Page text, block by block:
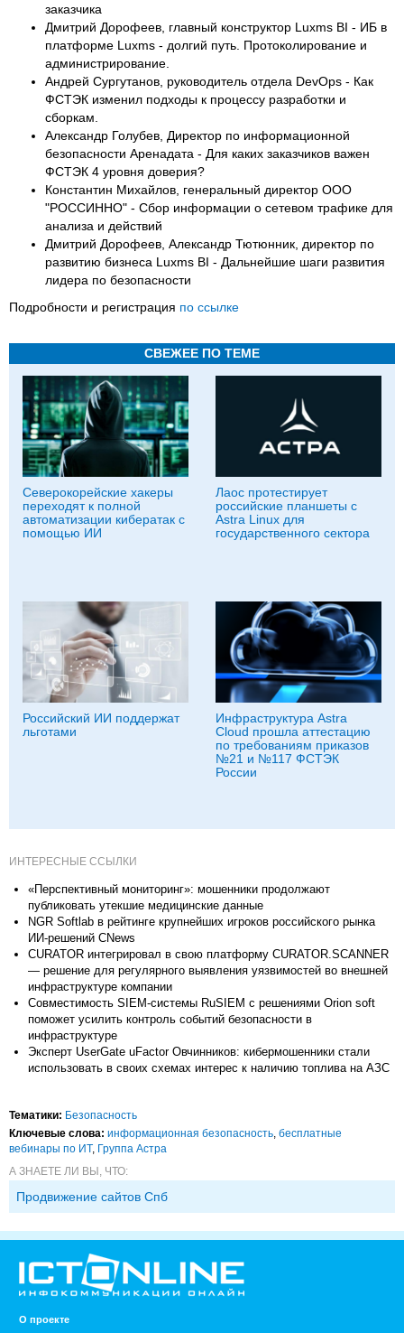
заказчика
Дмитрий Дорофеев, главный конструктор Luxms BI - ИБ в
платформе Luxms - долгий путь. Протоколирование и
администрирование.
Андрей Сургутанов, руководитель отдела DevOps - Как
ФСТЭК изменил подходы к процессу разработки и
сборкам.
Александр Голубев, Директор по информационной
безопасности Аренадата - Для каких заказчиков важен
ФСТЭК 4 уровня доверия?
Константин Михайлов, генеральный директор ООО
"РОССИННО" - Сбор информации о сетевом трафике для
анализа и действий
Дмитрий Дорофеев, Александр Тютюнник, директор по
развитию бизнеса Luxms BI - Дальнейшие шаги развития
лидера по безопасности
Подробности и регистрация по ссылке
СВЕЖЕЕ ПО ТЕМЕ
Северокорейские хакеры
переходят к полной
автоматизации кибератак с
помощью ИИ
Лаос протестирует
российские планшеты с
Astra Linux для
государственного сектора
Российский ИИ поддержат
льготами
Инфраструктура Astra
Cloud прошла аттестацию
по требованиям приказов
№21 и №117 ФСТЭК
России
ИНТЕРЕСНЫЕ ССЫЛКИ
«Перспективный мониторинг»: мошенники продолжают
публиковать утекшие медицинские данные
NGR Softlab в рейтинге крупнейших игроков российского рынка
ИИ-решений CNews
CURATOR интегрировал в свою платформу CURATOR.SCANNER
— решение для регулярного выявления уязвимостей во внешней
инфраструктуре компании
Совместимость SIEM-системы RuSIEM с решениями Orion soft
поможет усилить контроль событий безопасности в
инфраструктуре
Эксперт UserGate uFactor Овчинников: кибермошенники стали
использовать в своих схемах интерес к наличию топлива на АЗС
Тематики: Безопасность
Ключевые слова: информационная безопасность бесплатные
вебинары по ИТ, Группа Астра
А ЗНАЕТЕ ЛИ ВЫ, ЧТО:
Продвижение сайтов Спб
О проекте